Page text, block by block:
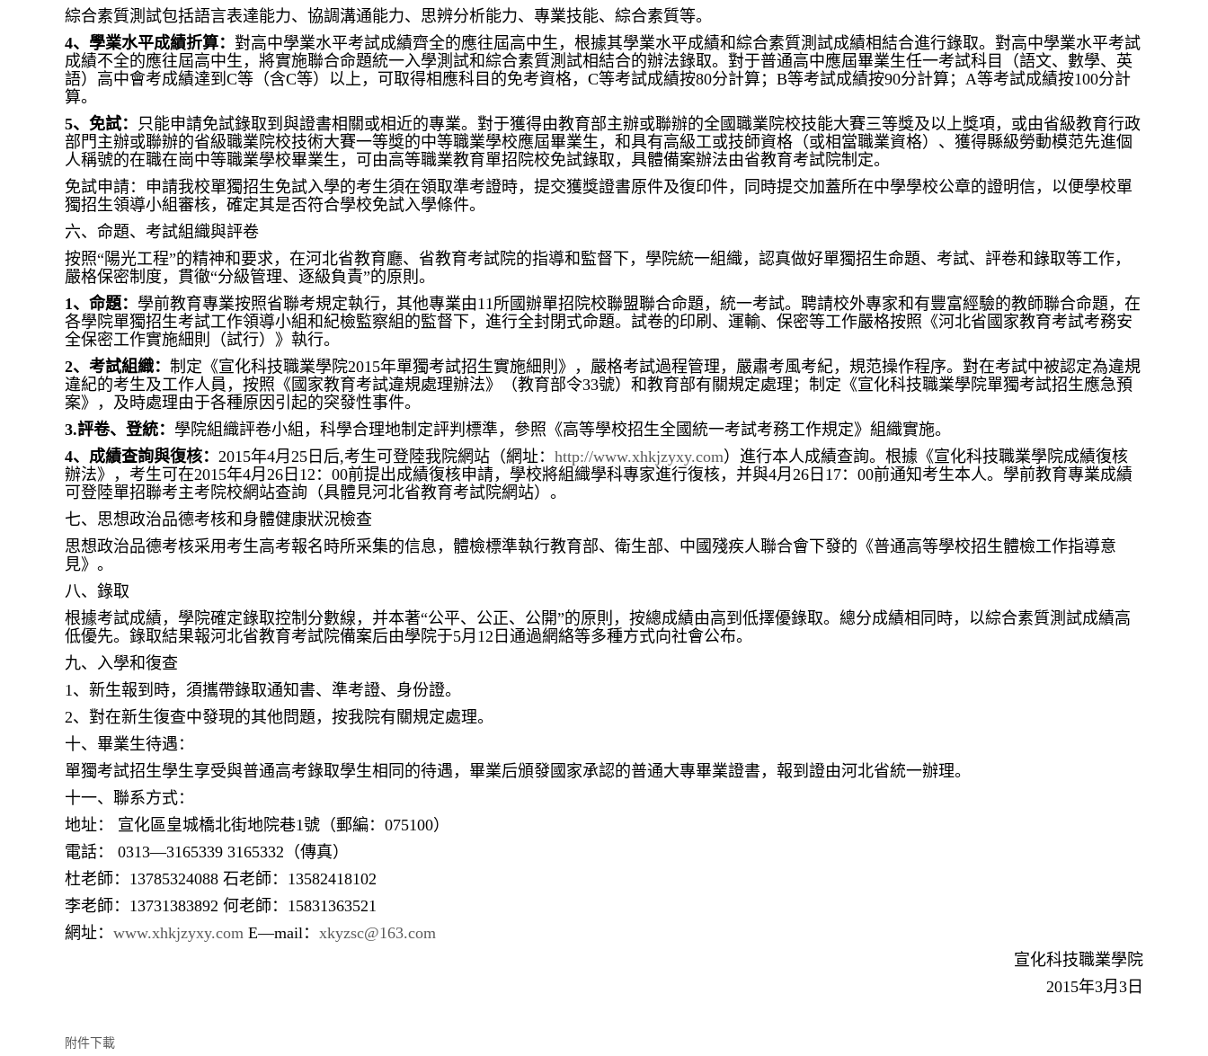
綜合素質測試包括語言表達能力、協調溝通能力、思辨分析能力、專業技能、綜合素質等。
4、學業水平成績折算： 對高中學業水平考試成績齊全的應往屆高中生，根據其學業水平成績和綜合素質測試成績相結合進行錄取。對高中學業水平考試
成績不全的應往屆高中生，將實施聯合命題統一入學測試和綜合素質測試相結合的辦法錄取。對于普通高中應屆畢業生任一考試科目（語文、數學、英
語）高中會考成績達到C等（含C等）以上，可取得相應科目的免考資格，C等考試成績按80分計算；B等考試成績按90分計算；A等考試成績按100分計
算。
5、免試： 只能申請免試錄取到與證書相關或相近的專業。對于獲得由教育部主辦或聯辦的全國職業院校技能大賽三等獎及以上獎項，或由省級教育行政
部門主辦或聯辦的省級職業院校技術大賽一等獎的中等職業學校應屆畢業生，和具有高級工或技師資格（或相當職業資格）、獲得縣級勞動模范先進個
人稱號的在職在崗中等職業學校畢業生，可由高等職業教育單招院校免試錄取，具體備案辦法由省教育考試院制定。
免試申請：申請我校單獨招生免試入學的考生須在領取準考證時，提交獲獎證書原件及復印件，同時提交加蓋所在中學學校公章的證明信，以便學校單
獨招生領導小組審核，確定其是否符合學校免試入學條件。
六、命題、考試組織與評卷
按照“陽光工程”的精神和要求，在河北省教育廳、省教育考試院的指導和監督下，學院統一組織，認真做好單獨招生命題、考試、評卷和錄取等工作，
嚴格保密制度，貫徹“分級管理、逐級負責”的原則。
1、命題： 學前教育專業按照省聯考規定執行，其他專業由11所國辦單招院校聯盟聯合命題，統一考試。聘請校外專家和有豐富經驗的教師聯合命題，在
各學院單獨招生考試工作領導小組和紀檢監察組的監督下，進行全封閉式命題。試卷的印刷、運輸、保密等工作嚴格按照《河北省國家教育考試考務安
全保密工作實施細則（試行）》執行。
2、考試組織： 制定《宣化科技職業學院2015年單獨考試招生實施細則》，嚴格考試過程管理，嚴肅考風考紀，規范操作程序。對在考試中被認定為違規
違紀的考生及工作人員，按照《國家教育考試違規處理辦法》（教育部令33號）和教育部有關規定處理；制定《宣化科技職業學院單獨考試招生應急預
案》，及時處理由于各種原因引起的突發性事件。
3.評卷、登統： 學院組織評卷小組，科學合理地制定評判標準，參照《高等學校招生全國統一考試考務工作規定》組織實施。
4、成績查詢與復核： 2015年4月25日后,考生可登陸我院網站（網址： http://www.xhkjzyxy.com）進行本人成績查詢。根據《宣化科技職業學院成績復核
辦法》，考生可在2015年4月26日12：00前提出成績復核申請，學校將組織學科專家進行復核，并與4月26日17：00前通知考生本人。學前教育專業成績
可登陸單招聯考主考院校網站查詢（具體見河北省教育考試院網站）。
七、思想政治品德考核和身體健康狀況檢查
思想政治品德考核采用考生高考報名時所采集的信息，體檢標準執行教育部、衛生部、中國殘疾人聯合會下發的《普通高等學校招生體檢工作指導意
見》。
八、錄取
根據考試成績，學院確定錄取控制分數線，并本著“公平、公正、公開”的原則，按總成績由高到低擇優錄取。總分成績相同時，以綜合素質測試成績高
低優先。錄取結果報河北省教育考試院備案后由學院于5月12日通過網絡等多種方式向社會公布。
九、入學和復查
1、新生報到時，須攜帶錄取通知書、準考證、身份證。
2、對在新生復查中發現的其他問題，按我院有關規定處理。
十、畢業生待遇 ：
單獨考試招生學生享受與普通高考錄取學生相同的待遇，畢業后頒發國家承認的普通大專畢業證書，報到證由河北省統一辦理。
十一、聯系方式：
地址： 宣化區皇城橋北街地院巷1號（郵編：075100）
電話： 0313—3165339 3165332（傳真）
杜老師：13785324088 石老師：13582418102
李老師：13731383892 何老師：15831363521
網址： www.xhkjzyxy.com E—mail： xkyzsc@163.com
宣化科技職業學院
2015年3月3日
附件下載